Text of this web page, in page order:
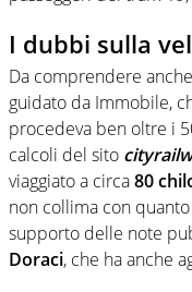
I dubbi sulla
Da comprendere
guidato da Immobile,
procedeva ben oltre i
calcoli del sito
viaggiato a circa80
non collima con
supporto delle note
Doraci, che ha anche